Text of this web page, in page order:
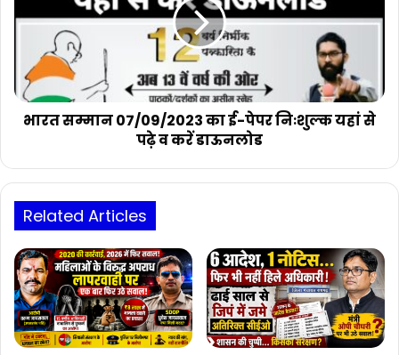
ई-
निःशुल्क
यहां
से
पढ़े
डाऊनलोड
भारत सम्मान 07/09/2023 का ई-पेपर निःशुल्क यहां से
पढ़े व करें डाऊनलोड
Related Articles